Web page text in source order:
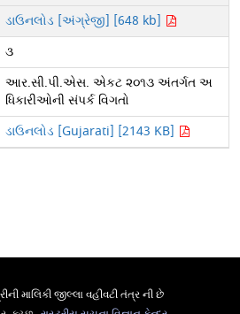
ડાઉનલોડ [અંગ્રેજી] [648 kb]
૩
આર.સી.પી.એસ. એકટ ૨૦૧૩ અંતર્ગત અ
ધિકારીઓની સંપર્ક વિગતો
ડાઉનલોડ [Gujarati] [2143 KB]
માલિકી જીલ્લા વહીવટી તંત્ર ની છે